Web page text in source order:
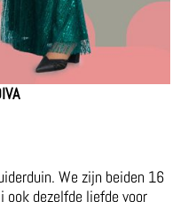
We zijn beiden 16
ook dezelfde liefde voor